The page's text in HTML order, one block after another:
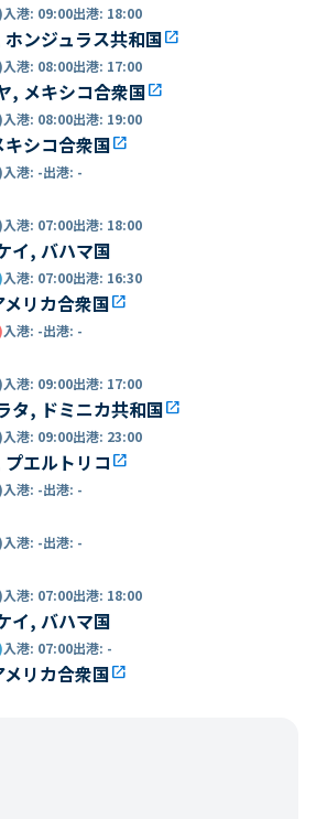
入港: 09:00出港: 18:00
ンジュラス共和国open_in_new
入港: 08:00出港: 17:00
, メキシコ合衆国open_in_new
入港: 08:00出港: 19:00
シコ合衆国open_in_new
入港: -出港: -
入港: 07:00出港: 18:00
イ, バハマ国
入港: 07:00出港: 16:30
リカ合衆国open_in_new
入港: -出港: -
入港: 09:00出港: 17:00
タ, ドミニカ共和国open_in_new
入港: 09:00出港: 23:00
エルトリコ open_in_new
入港: -出港: -
入港: -出港: -
入港: 07:00出港: 18:00
イ, バハマ国
入港: 07:00出港: -
リカ合衆国open_in_new